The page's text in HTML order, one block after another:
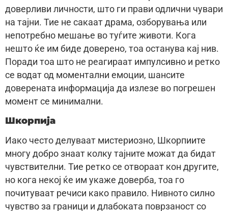
доверливи личности, што ги прави одлични чувари
на тајни. Тие не сакаат драма, озборувања или
непотребно мешање во туѓите животи. Кога
нешто ќе им биде доверено, тоа останува кај нив.
Поради тоа што не реагираат импулсивно и ретко
се водат од моментални емоции, шансите
доверената информација да излезе во погрешен
момент се минимални.
Шкорпија
Иако често делуваат мистериозно, Шкорпиите
многу добро знаат колку тајните можат да бидат
чувствителни. Тие ретко се отвораат кон другите,
но кога некој ќе им укаже доверба, тоа го
почитуваат речиси како правило. Нивното силно
чувство за граници и длабоката поврзаност со